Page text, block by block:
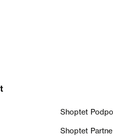
Shoptet
Shoptet